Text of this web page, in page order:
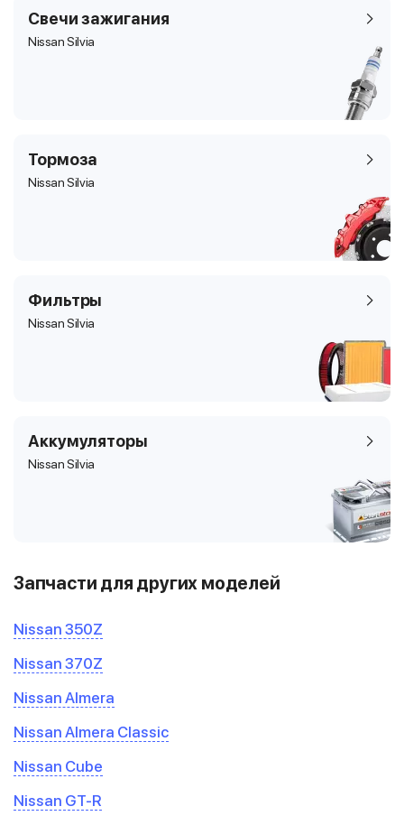
Свечи зажигания
Nissan Silvia
Тормоза
Nissan Silvia
Фильтры
Nissan Silvia
Аккумуляторы
Nissan Silvia
Запчасти для других моделей
Nissan 350Z
Nissan 370Z
Nissan Almera
Nissan Almera Classic
Nissan Cube
Nissan GT-R